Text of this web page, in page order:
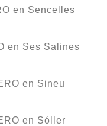
en Sencelles
en Ses Salines
en Sineu
en Sóller